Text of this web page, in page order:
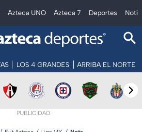
Azteca UNO Azteca 7 Deportes
LOS 4 GRANDES ARRIBA EL NORTE
PUBLICIDAD